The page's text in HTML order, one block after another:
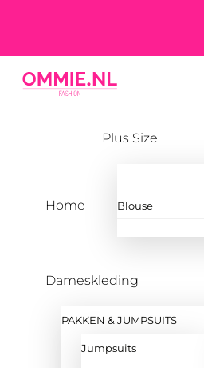
content
Home
Plus Size
Blouse
Dameskleding
PAKKEN & JUMPSUITS
Jumpsuits